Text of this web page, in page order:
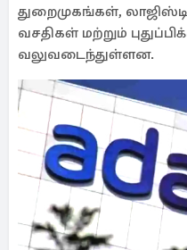
துறைமுகங்கள்,
வசதிகள் மற்றும்
வலுவடைந்துள்ளன.